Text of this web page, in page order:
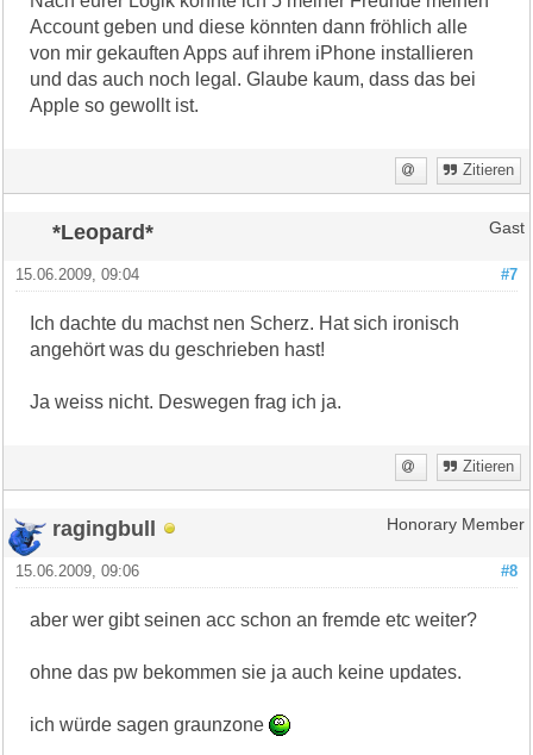
Account geben und diese könnten dann fröhlich alle
von mir gekauften Apps auf ihrem iPhone installieren
und das auch noch legal. Glaube kaum, dass das bei
Apple so gewollt ist.
Zitieren
*Leopard* Gast
#7
15.06.2009, 09:04
Ich dachte du machst nen Scherz. Hat sich ironisch
angehört was du geschrieben hast!
Ja weiss nicht. Deswegen frag ich ja.
Zitieren
ragingbull Honorary Member
#8
15.06.2009, 09:06
aber wer gibt seinen acc schon an fremde etc weiter?
ohne das pw bekommen sie ja auch keine updates.
ich würde sagen graunzone